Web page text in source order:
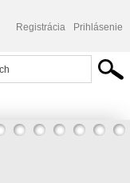
Registrácia Prihlásenie